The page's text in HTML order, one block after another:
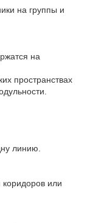
на группы и
на
пространствах
линию.
или